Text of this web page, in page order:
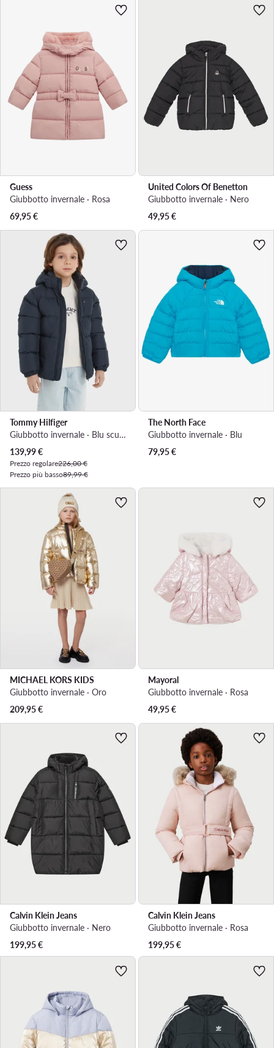
Guess
Giubbotto invernale · Rosa
69,95€
United Colors Of Benetton
Giubbotto invernale · Nero
49,95€
Tommy Hilfiger
Giubbotto invernale · Blu scuro
Prezzo attuale
139,99€
Prezzo regolare226,00 €
Prezzo più basso89,99 €
The North Face
Giubbotto invernale · Blu
79,95€
MICHAEL KORS KIDS
Giubbotto invernale · Oro
209,95€
Mayoral
Giubbotto invernale · Rosa
49,95€
Calvin Klein Jeans
Giubbotto invernale · Nero
199,95€
Calvin Klein Jeans
Giubbotto invernale · Rosa
199,95€